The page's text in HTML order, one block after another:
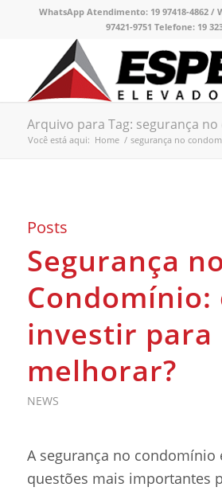
WhatsApp Atendimento:19 97418-4862 /
97421-9751 Telefone: 19
Arquivo para Tag: segurança
Você está aqui: Home / segurança no
Posts
Segurança
Condomínio:
investir para
melhorar?
NEWS
A segurança no condomínio
questões mais importantes